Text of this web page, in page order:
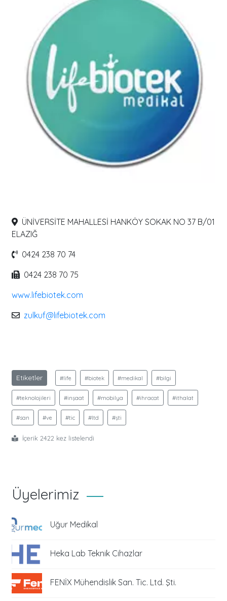
ÜNİVERSİTE MAHALLESİ HANKÖY SOKAK NO 37 B/01
ELAZIĞ
0424 238 70 74
0424 238 70 75
www.lifebiotek.com
zulkuf@lifebiotek.com
Etiketler #life #biotek #medikal #bilgi
#teknolojileri #inşaat #mobilya #ihracat #ithalat
#san #ve #tic #ltd #şti
İçerik 2422 kez listelendi
Üyelerimiz
Uğur Medikal
Heka Lab Teknik Cihazlar
FENİX Mühendislik San. Tic. Ltd. Şti.